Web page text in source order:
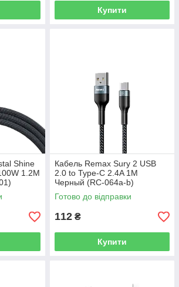
Купити
Shine
1.2M
Кабель Remax Sury 2 USB
2.0 to Type-C 2.4A 1M
Черный (RC-064a-b)
Готово до відправки
112 ₴
Купити